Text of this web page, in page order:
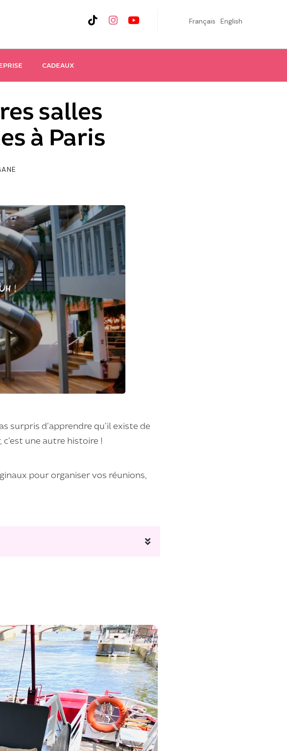
Français English
CADEAUX
salles
à Paris
surpris d’apprendre qu’il existe de
une autre histoire !
pour organiser vos réunions,